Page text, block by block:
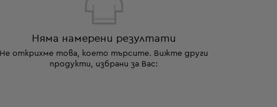
Няма намерени резултати
Не открихме това, което търсите. Вижте други
продукти, избрани за Вас: